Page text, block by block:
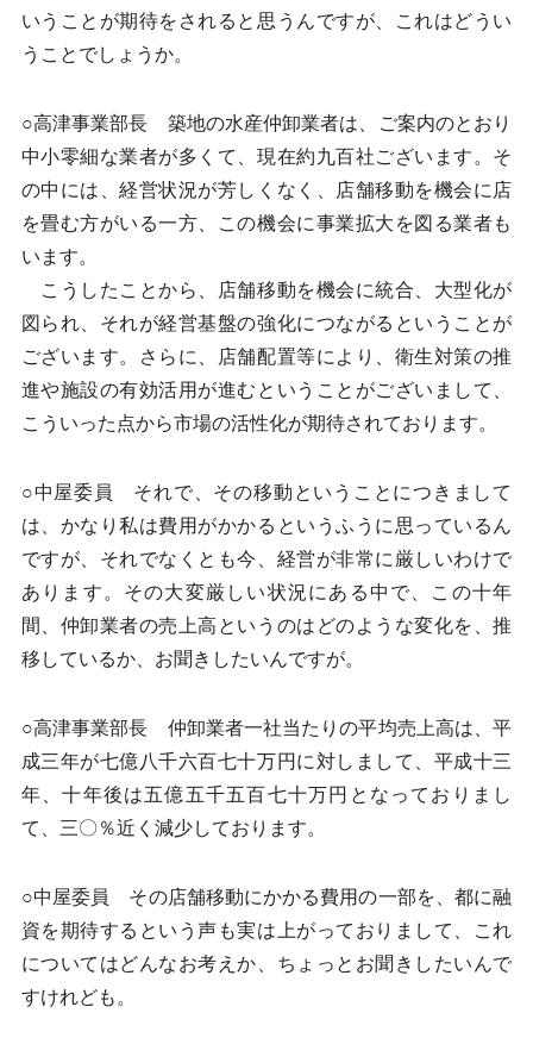
いうことが期待をされると思うんですが、これはどうい
うことでしょうか。
○高津事業部長 築地の水産仲卸業者は、ご案内のとおり
中小零細な業者が多くて、現在約九百社ございます。そ
の中には、経営状況が芳しくなく、店舗移動を機会に店
を畳む方がいる一方、この機会に事業拡大を図る業者も
います。
こうしたことから、店舗移動を機会に統合、大型化が
図られ、それが経営基盤の強化につながるということが
ございます。さらに、店舗配置等により、衛生対策の推
進や施設の有効活用が進むということがございまして、
こういった点から市場の活性化が期待されております。
○中屋委員 それで、その移動ということにつきまして
は、かなり私は費用がかかるというふうに思っているん
ですが、それでなくとも今、経営が非常に厳しいわけで
あります。その大変厳しい状況にある中で、この十年
間、仲卸業者の売上高というのはどのような変化を、推
移しているか、お聞きしたいんですが。
○高津事業部長 仲卸業者一社当たりの平均売上高は、平
成三年が七億八千六百七十万円に対しまして、平成十三
年、十年後は五億五千五百七十万円となっておりまし
て、三〇％近く減少しております。
○中屋委員 その店舗移動にかかる費用の一部を、都に融
資を期待するという声も実は上がっておりまして、これ
についてはどんなお考えか、ちょっとお聞きしたいんで
すけれども。